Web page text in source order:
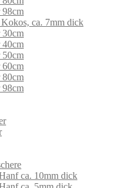
98cm
ca. 7mm dick
30cm
40cm
50cm
60cm
80cm
98cm
ca. 10mm dick